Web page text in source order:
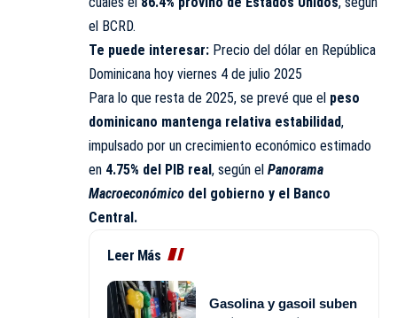
el BCRD.
Te puede interesar: Precio del dólar en República
Dominicana hoy viernes 4 de julio 2025
Para lo que resta de 2025, se prevé que el peso
dominicano mantenga relativa estabilidad,
impulsado por un crecimiento económico estimado
en 4.75% del PIB real, según el Panorama
Macroeconómico del gobierno y el Banco
Central.
Leer Más
Gasolina y gasoil suben